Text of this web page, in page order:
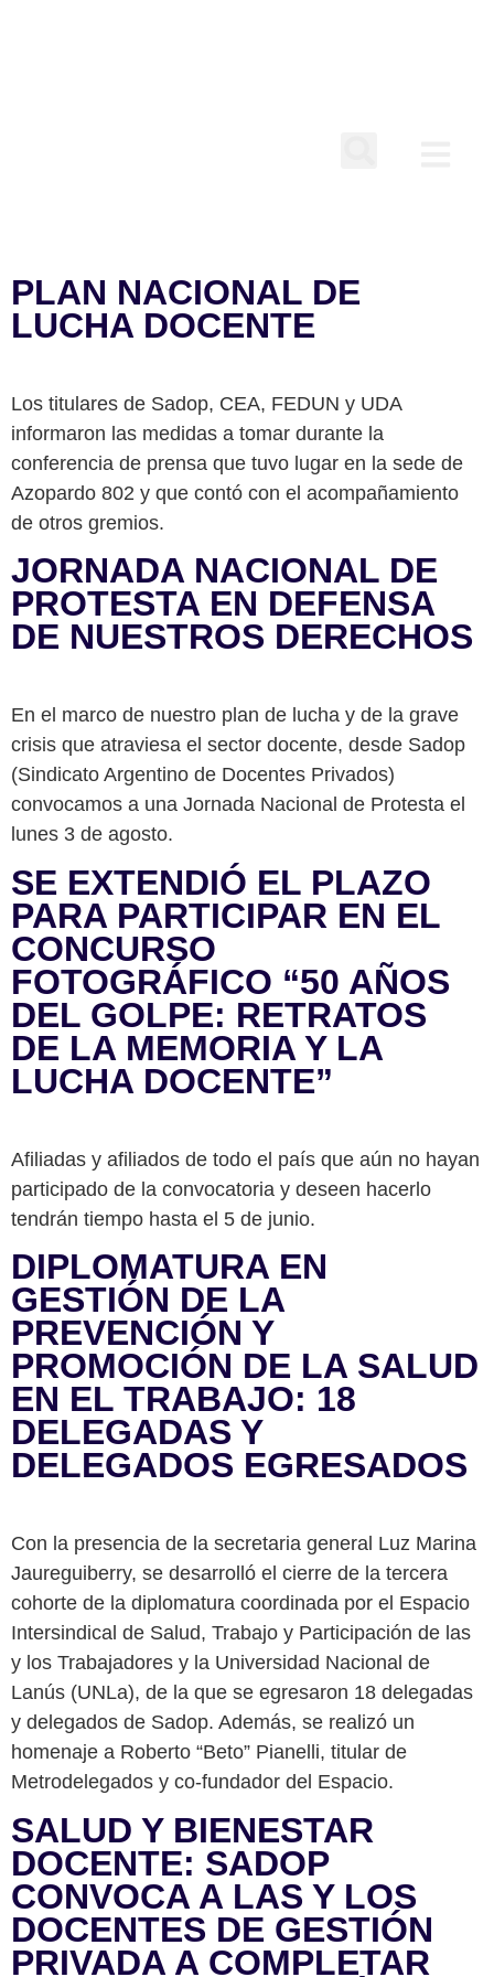
PLAN NACIONAL DE
LUCHA DOCENTE
Los titulares de Sadop, CEA, FEDUN y UDA
informaron las medidas a tomar durante la
conferencia de prensa que tuvo lugar en la sede de
Azopardo 802 y que contó con el acompañamiento
de otros gremios.
JORNADA NACIONAL DE
PROTESTA EN DEFENSA
DE NUESTROS DERECHOS
En el marco de nuestro plan de lucha y de la grave
crisis que atraviesa el sector docente, desde Sadop
(Sindicato Argentino de Docentes Privados)
convocamos a una Jornada Nacional de Protesta el
lunes 3 de agosto.
SE EXTENDIÓ EL PLAZO
PARA PARTICIPAR EN EL
CONCURSO
FOTOGRÁFICO “50 AÑOS
DEL GOLPE: RETRATOS
DE LA MEMORIA Y LA
LUCHA DOCENTE”
Afiliadas y afiliados de todo el país que aún no hayan
participado de la convocatoria y deseen hacerlo
tendrán tiempo hasta el 5 de junio.
DIPLOMATURA EN
GESTIÓN DE LA
PREVENCIÓN Y
PROMOCIÓN DE LA SALUD
EN EL TRABAJO: 18
DELEGADAS Y
DELEGADOS EGRESADOS
Con la presencia de la secretaria general Luz Marina
Jaureguiberry, se desarrolló el cierre de la tercera
cohorte de la diplomatura coordinada por el Espacio
Intersindical de Salud, Trabajo y Participación de las
y los Trabajadores y la Universidad Nacional de
Lanús (UNLa), de la que se egresaron 18 delegadas
y delegados de Sadop. Además, se realizó un
homenaje a Roberto “Beto” Pianelli, titular de
Metrodelegados y co-fundador del Espacio.
SALUD Y BIENESTAR
DOCENTE: SADOP
CONVOCA A LAS Y LOS
DOCENTES DE GESTIÓN
PRIVADA A COMPLETAR